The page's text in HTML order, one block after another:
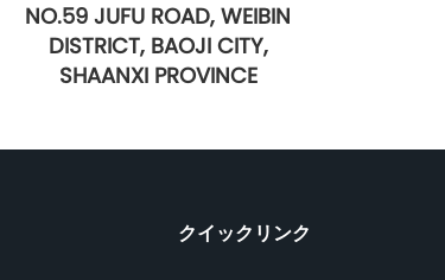
NO.59 JUFU ROAD, WEIBIN
DISTRICT, BAOJI CITY,
SHAANXI PROVINCE
クイックリンク